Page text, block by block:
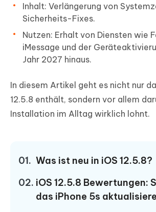
Inhalt: Verlängerung von
Sicherheits-Fixes.
Nutzen: Erhalt von Diensten wie
iMessage und der
Jahr 2027 hinaus.
In diesem Artikel geht es nicht nur
12.5.8 enthält, sondern vor allem
Installation im Alltag wirklich lohnt.
01. Was ist neu in iOS 12.5.8?
02. iOS 12.5.8 Bewertungen:
das iPhone 5s